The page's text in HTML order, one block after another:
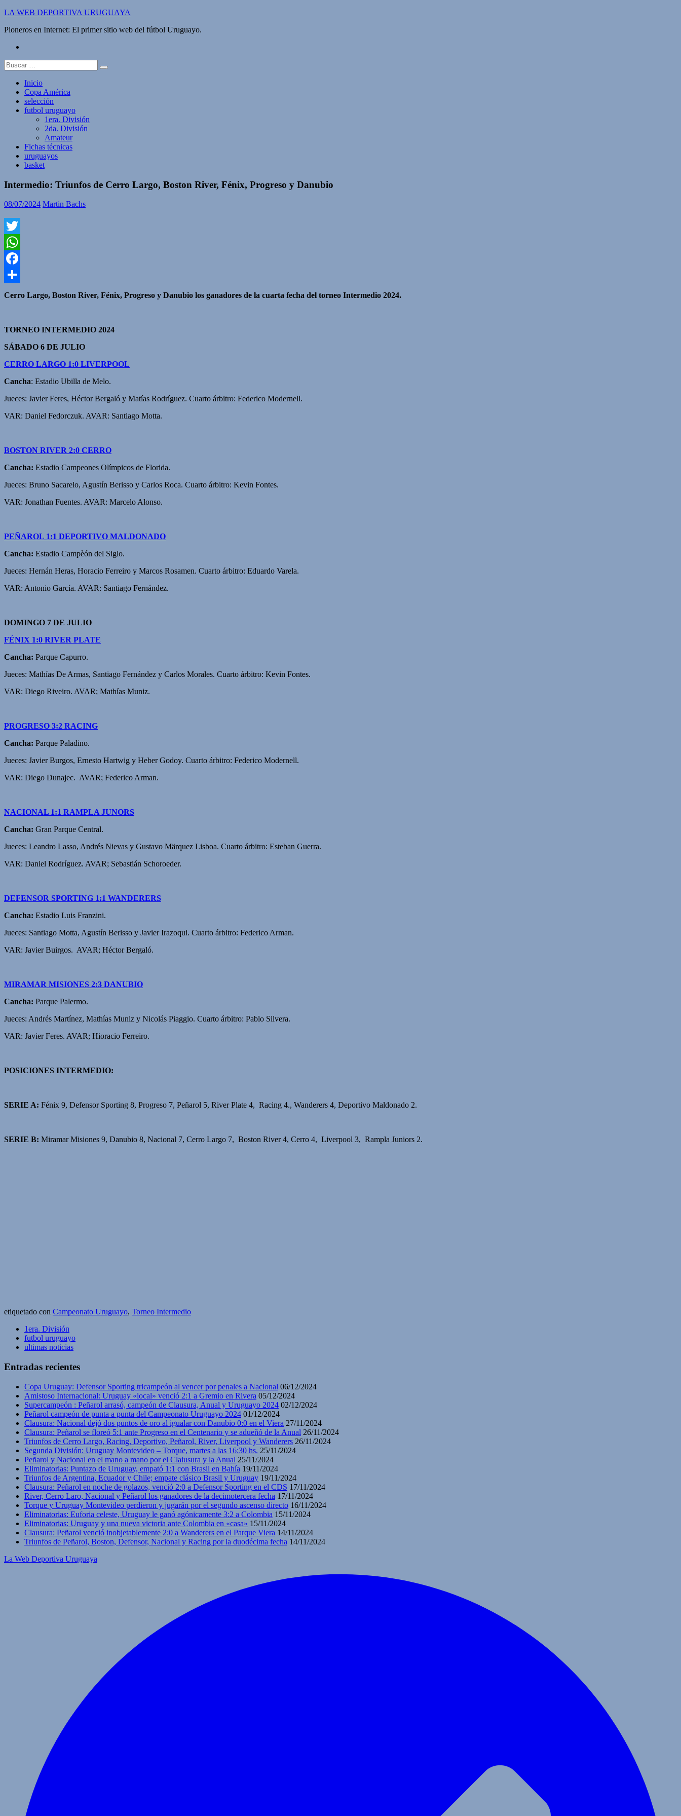
Saltar
contenido
LA WEB DEPORTIVA URUGUAYA
Pioneros en Internet: El primer sitio web del fútbol Uruguayo.
Buscar:
Inicio
Copa América
selección
futbol uruguayo
1era. División
2da. División
Amateur
Fichas técnicas
uruguayos
basket
Intermedio: Triunfos de Cerro Largo, Boston River, Fénix, Progreso y Danubio
08/07/2024 Martin Bachs
Twitter
WhatsApp
Facebook
Compartir
Cerro Largo, Boston River, Fénix, Progreso y Danubio los ganadores de la cuarta fecha del torneo Intermedio 2024.
TORNEO INTERMEDIO 2024
SÁBADO 6 DE JULIO
CERRO LARGO 1:0 LIVERPOOL
Cancha: Estadio Ubilla de Melo.
Jueces: Javier Feres, Héctor Bergaló y Matías Rodríguez. Cuarto árbitro: Federico Modernell.
VAR: Daniel Fedorczuk. AVAR: Santiago Motta.
BOSTON RIVER 2:0 CERRO
Cancha: Estadio Campeones Olímpicos de Florida.
Jueces: Bruno Sacarelo, Agustín Berisso y Carlos Roca. Cuarto árbitro: Kevin Fontes.
VAR: Jonathan Fuentes. AVAR: Marcelo Alonso.
PEÑAROL 1:1 DEPORTIVO MALDONADO
Cancha: Estadio Campèón del Siglo.
Jueces: Hernán Heras, Horacio Ferreiro y Marcos Rosamen. Cuarto árbitro: Eduardo Varela.
VAR: Antonio García. AVAR: Santiago Fernández.
DOMINGO 7 DE JULIO
FÉNIX 1:0 RIVER PLATE
Cancha: Parque Capurro.
Jueces: Mathías De Armas, Santiago Fernández y Carlos Morales. Cuarto árbitro: Kevin Fontes.
VAR: Diego Riveiro. AVAR; Mathías Muniz.
PROGRESO 3:2 RACING
Cancha: Parque Paladino.
Jueces: Javier Burgos, Ernesto Hartwig y Heber Godoy. Cuarto árbitro: Federico Modernell.
VAR: Diego Dunajec. AVAR; Federico Arman.
NACIONAL 1:1 RAMPLA JUNORS
Cancha: Gran Parque Central.
Jueces: Leandro Lasso, Andrés Nievas y Gustavo Märquez Lisboa. Cuarto árbitro: Esteban Guerra.
VAR: Daniel Rodríguez. AVAR; Sebastián Schoroeder.
DEFENSOR SPORTING 1:1 WANDERERS
Cancha: Estadio Luis Franzini.
Jueces: Santiago Motta, Agustín Berisso y Javier Irazoqui. Cuarto árbitro: Federico Arman.
VAR: Javier Buirgos. AVAR; Héctor Bergaló.
MIRAMAR MISIONES 2:3 DANUBIO
Cancha: Parque Palermo.
Jueces: Andrés Martínez, Mathías Muniz y Nicolás Piaggio. Cuarto árbitro: Pablo Silvera.
VAR: Javier Feres. AVAR; Hioracio Ferreiro.
POSICIONES INTERMEDIO:
SERIE A: Fénix 9, Defensor Sporting 8, Progreso 7, Peñarol 5, River Plate 4, Racing 4., Wanderers 4, Deportivo Maldonado 2.
SERIE B: Miramar Misiones 9, Danubio 8, Nacional 7, Cerro Largo 7, Boston River 4, Cerro 4, Liverpool 3, Rampla Juniors 2.
etiquetado con Campeonato Uruguayo, Torneo Intermedio
1era. División
futbol uruguayo
ultimas noticias
Entradas recientes
Copa Uruguay: Defensor Sporting tricampeón al vencer por penales a Nacional 06/12/2024
Amistoso Internacional: Uruguay «local» venció 2:1 a Gremio en Rivera 05/12/2024
Supercampeón : Peñarol arrasó, campeón de Clausura, Anual y Uruguayo 2024 02/12/2024
Peñarol campeón de punta a punta del Campeonato Uruguayo 2024 01/12/2024
Clausura: Nacional dejó dos puntos de oro al igualar con Danubio 0:0 en el Viera 27/11/2024
Clausura: Peñarol se floreó 5:1 ante Progreso en el Centenario y se adueñó de la Anual 26/11/2024
Triunfos de Cerro Largo, Racing, Deportivo, Peñarol, River, Liverpool y Wanderers 26/11/2024
Segunda División: Uruguay Montevideo – Torque, martes a las 16:30 hs. 25/11/2024
Peñarol y Nacional en el mano a mano por el Claiusura y la Anual 25/11/2024
Eliminatorias: Puntazo de Uruguay, empató 1:1 con Brasil en Bahía 19/11/2024
Triunfos de Argentina, Ecuador y Chile; empate clásico Brasil y Uruguay 19/11/2024
Clausura: Peñarol en noche de golazos, venció 2:0 a Defensor Sporting en el CDS 17/11/2024
River, Cerro Laro, Nacional y Peñarol los ganadores de la decimotercera fecha 17/11/2024
Torque y Uruguay Montevideo perdieron y jugarán por el segundo ascenso directo 16/11/2024
Eliminatorias: Euforia celeste, Uruguay le ganó agónicamente 3:2 a Colombia 15/11/2024
Eliminatorias: Uruguay y una nueva victoria ante Colombia en «casa» 15/11/2024
Clausura: Peñarol venció inobjetablemente 2:0 a Wanderers en el Parque Viera 14/11/2024
Triunfos de Peñarol, Boston, Defensor, Nacional y Racing por la duodécima fecha 14/11/2024
La Web Deportiva Uruguaya